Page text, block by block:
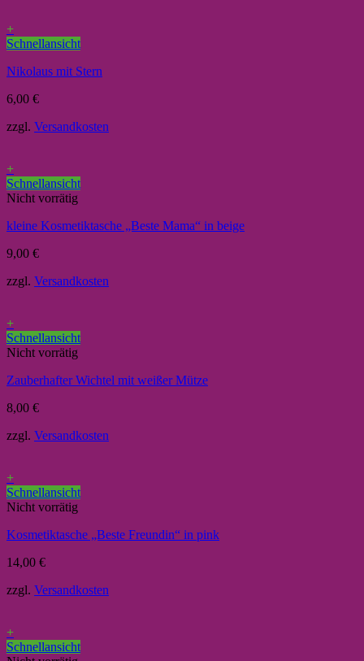
+
Schnellansicht
Nikolaus mit Stern
6,00 €
zzgl. Versandkosten
+
Schnellansicht
Nicht vorrätig
kleine Kosmetiktasche „Beste Mama“ in beige
9,00 €
zzgl. Versandkosten
+
Schnellansicht
Nicht vorrätig
Zauberhafter Wichtel mit weißer Mütze
8,00 €
zzgl. Versandkosten
+
Schnellansicht
Nicht vorrätig
Kosmetiktasche „Beste Freundin“ in pink
14,00 €
zzgl. Versandkosten
+
Schnellansicht